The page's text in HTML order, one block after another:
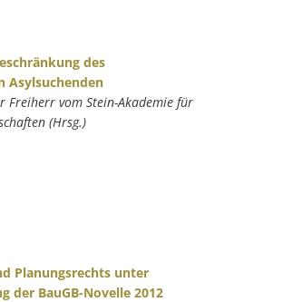
des
Asylsuchenden
Freiherr vom Stein-Akademie für
(Hrsg.)
Planungsrechts unter
der BauGB-Novelle 2012